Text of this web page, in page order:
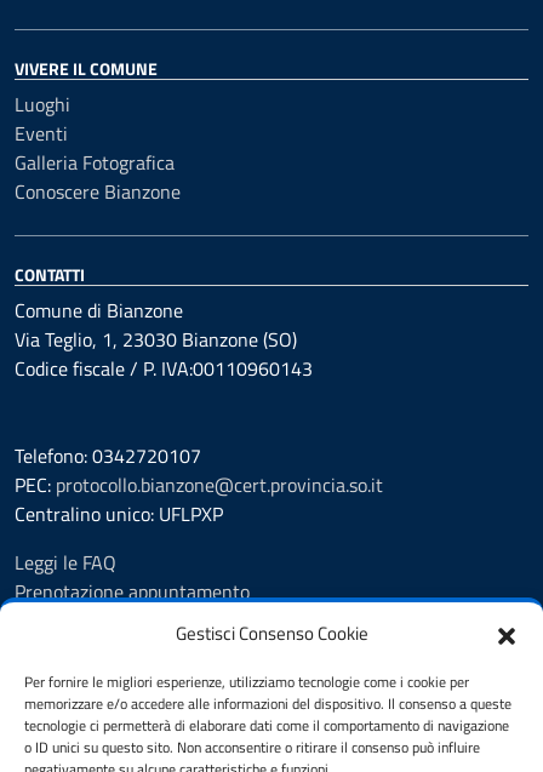
Gestisci Consenso Cookie
Per fornire le migliori esperienze, utilizziamo tecnologie come i cookie per
memorizzare e/o accedere alle informazioni del dispositivo. Il consenso a queste
tecnologie ci permetterà di elaborare dati come il comportamento di navigazione
o ID unici su questo sito. Non acconsentire o ritirare il consenso può influire
VIVERE IL COMUNE
Luoghi
Eventi
Galleria Fotografica
Conoscere Bianzone
CONTATTI
Comune di Bianzone
Via Teglio, 1, 23030 Bianzone (SO)
Codice fiscale / P. IVA:00110960143
Telefono: 0342720107
PEC: protocollo.bianzone@cert.provincia.so.it
Centralino unico: UFLPXP
Leggi le FAQ
Prenotazione appuntamento
Segnalazione disservizio
Richiesta assistenza
Pubblicità legale
Albo Pretorio
Amministrazione trasparente